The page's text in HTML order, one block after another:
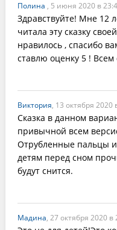
Полина , 5 июня 2020 в
Здравствуйте! Мне 12
читала эту сказку
нравилось , спасибо
ставлю оценку 5 ! Всем
Виктория, 13 октября 2020
Сказка в данном
привычной всем
Отрубленные пальцы
детям перед сном
будут снится.
Мадина, 27 октября 2020 в